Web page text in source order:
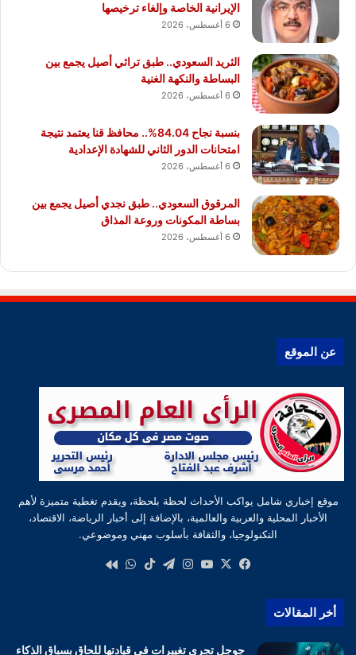
الإيرانية الخاصة وإلغاء ترخيصها
6 أغسطس، 2026
الثريد السعودي.. طبق تراثي أصيل يجمع بين
البساطة والنكهة الغنية
6 أغسطس، 2026
بنسبة نجاح 84.04%.. محافظ قنا يعتمد نتيجة
امتحانات الدور الثاني للشهادة الإعدادية
6 أغسطس، 2026
المرقوق السعودي.. طبق نجدي أصيل يجمع بين
بساطة المكونات وروعة المذاق
6 أغسطس، 2026
عن الموقع
موقع إخباري شامل يواكب الأحداث لحظة بلحظة، ويقدم تغطية متميزة لأهم
الأخبار المحلية والعربية والعالمية، بالإضافة إلى أخبار الرياضة، الاقتصاد،
التكنولوجيا، والثقافة بأسلوب مهني وموضوعي.
فيسبوك
‫X
‫YouTube
انستقرام
تيلقرام‫TikTokواتساب
أخر المقالات
جوجل تجرى تغييرات فى قيادتها للحاق بسباق الذكاء